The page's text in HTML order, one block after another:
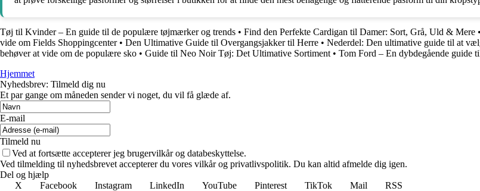
Tøj til Kvinder – En guide til de populære tøjmærker og trends • Find den Perfekte Cardigan til Damer: Sort, Grå, Uld & Mere •
vide om Fields Shoppingcenter• Den Ultimative Guide til Overgangsjakker til Herre • Nederdel: Den ultimative guide til at
behøver at vide om de populære sko • Guide til Neo Noir Tøj: Det Ultimative Sortiment • Tom Ford – En dybdegående guide
Hjemmet
Nyhedsbrev: Tilmeld dig nu
Et par gange om måneden sender vi noget, du vil få glæde af.
E-mail
Tilmeld nu
Ved at fortsætte accepterer jeg brugervilkår og databeskyttelse.
Ved tilmelding til nyhedsbrevet accepterer du vores vilkår og privatlivspolitik. Du kan altid afmelde dig igen.
Del og hjælp
X
Facebook Instagram LinkedIn YouTube Pinterest TikTok Mail
RSS